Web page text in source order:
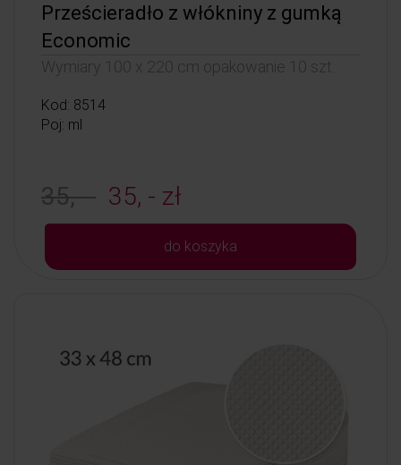
Prześcieradło z włókniny z gumką
Economic
Wymiary 100 x 220 cm opakowanie 10 szt.
Kod: 8514
Poj: ml
35, - 35, - zł
do koszyka